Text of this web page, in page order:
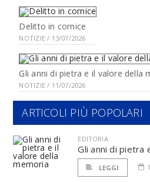
Delitto in cornice
NOTIZIE / 13/07/2026
Gli anni di pietra e il valore della
NOTIZIE / 11/07/2026
ARTICOLI PIÙ POPOLARI
EDITORIA
Gli anni di pietra
LEGGI